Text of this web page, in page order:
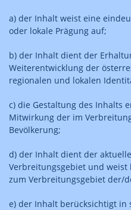
a) der Inhalt weist eine
oder lokale Prägung auf;
b) der Inhalt dient der
Weiterentwicklung der
regionalen und lokalen
c) die Gestaltung des Inhalts
Mitwirkung der im
Bevölkerung;
d) der Inhalt dient der
Verbreitungsgebiet und weist
zum Verbreitungsgebiet der/
e) der Inhalt berücksichtigt in